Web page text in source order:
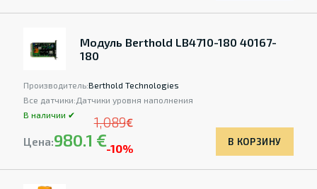
Модуль Berthold LB4710-180 40167-
180
Производитель:Berthold Technologies
Все датчики: Датчики уровня наполнения
В наличии ✔
Цена:980.1 €
1,089€
-10%
В КОРЗИНУ